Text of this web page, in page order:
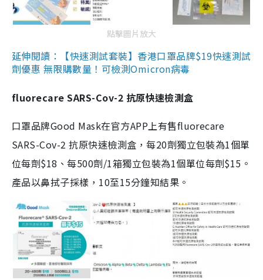
點擊圖片放大
延伸閱讀：【快速測試套裝】香港口罩品牌$19快速測試
劑優惠 無限購數量！可檢測Omicron病毒
fluorecare SARS-Cov-2 抗原快速檢測盒
口罩品牌Good Mask在官方APP上有售fluorecare
SARS-Cov-2 抗原快速檢測盒，每20劑獨立包裝為1個單
位每劑$18、每500劑/1箱獨立包裝為1個單位每劑$15。
產品以鼻拭子採樣，10至15分鐘知結果。